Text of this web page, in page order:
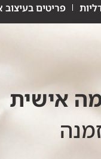
פריטים בעיצוב
אישית